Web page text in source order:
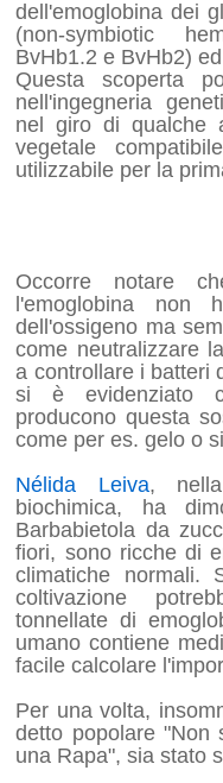
dell'emoglobina dei
(non-symbiotic
BvHb1.2 e BvHb2)
Questa scoperta
nell'ingegneria
nel giro di qualche
vegetale
utilizzabile per la
Occorre notare
l'emoglobina non
dell'ossigeno ma
come neutralizzare
a controllare i batteri
si è evidenziato
producono questa
come per es. gelo o
Nélida Leiva,
biochimica, ha
Barbabietola da
fiori, sono ricche di
climatiche
coltivazione
tonnellate di
umano contiene
facile calcolare
Per una volta,
detto popolare
una Rapa", sia stato